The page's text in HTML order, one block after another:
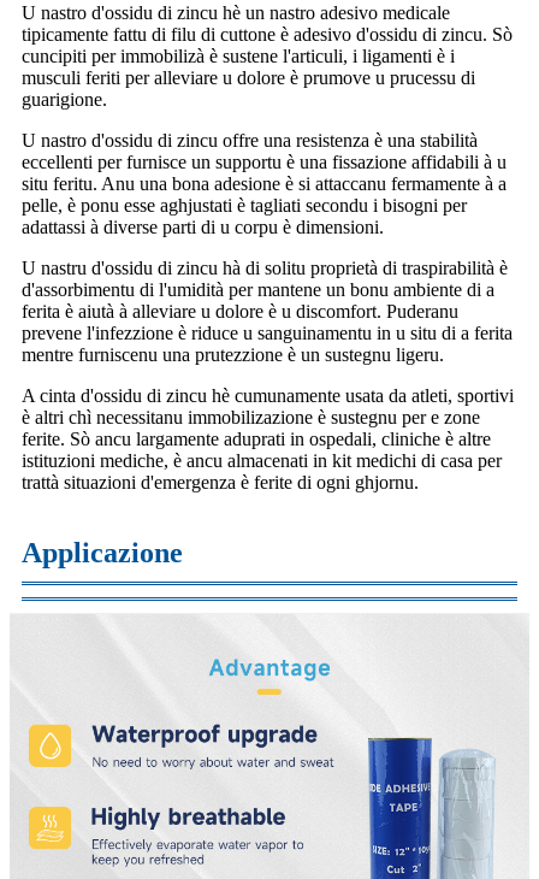
U nastro d'ossidu di zincu hè un nastro adesivo medicale
tipicamente fattu di filu di cuttone è adesivo d'ossidu di zincu. Sò
cuncipiti per immobilizà è sustene l'articuli, i ligamenti è i
musculi feriti per alleviare u dolore è prumove u prucessu di
guarigione.
U nastro d'ossidu di zincu offre una resistenza è una stabilità
eccellenti per furnisce un supportu è una fissazione affidabili à u
situ feritu. Anu una bona adesione è si attaccanu fermamente à a
pelle, è ponu esse aghjustati è tagliati secondu i bisogni per
adattassi à diverse parti di u corpu è dimensioni.
U nastru d'ossidu di zincu hà di solitu proprietà di traspirabilità è
d'assorbimentu di l'umidità per mantene un bonu ambiente di a
ferita è aiutà à alleviare u dolore è u discomfort. Puderanu
prevene l'infezzione è riduce u sanguinamentu in u situ di a ferita
mentre furniscenu una prutezzione è un sustegnu ligeru.
A cinta d'ossidu di zincu hè cumunamente usata da atleti, sportivi
è altri chì necessitanu immobilizazione è sustegnu per e zone
ferite. Sò ancu largamente aduprati in ospedali, cliniche è altre
istituzioni mediche, è ancu almacenati in kit medichi di casa per
trattà situazioni d'emergenza è ferite di ogni ghjornu.
Applicazione